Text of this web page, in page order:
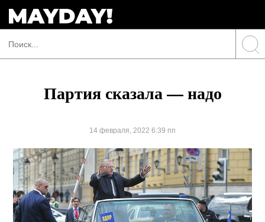
Партия сказала — надо
14 февраля, 2022 6:39 пп